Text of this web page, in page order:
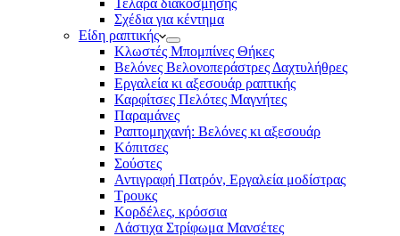
Τελάρα διακόσμησης
Σχέδια για κέντημα
Είδη ραπτικής
Κλωστές Μπομπίνες Θήκες
Βελόνες Βελονοπεράστρες Δαχτυλήθρες
Εργαλεία κι αξεσουάρ ραπτικής
Καρφίτσες Πελότες Μαγνήτες
Παραμάνες
Ραπτομηχανή: Βελόνες κι αξεσουάρ
Κόπιτσες
Σούστες
Αντιγραφή Πατρόν, Εργαλεία μοδίστρας
Τρουκς
Κορδέλες, κρόσσια
Λάστιχα Στρίφωμα Μανσέτες